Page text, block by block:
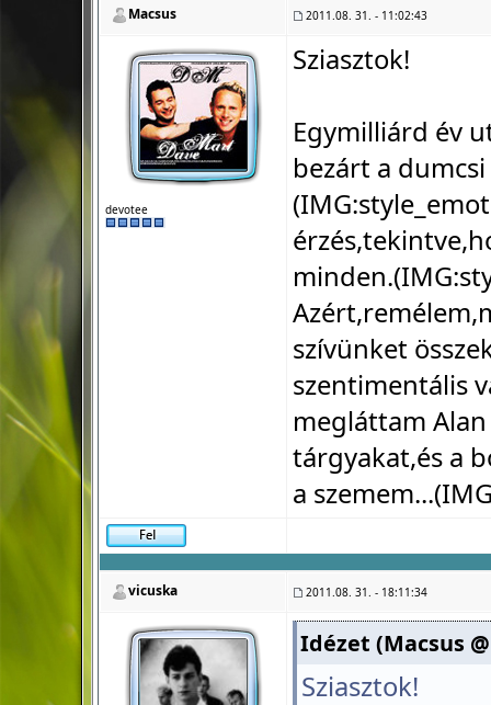
Macsus 2011.08. 31. - 11:02:43
devotee
Sziasztok!
Egymilliárd év
bezárt a dumcsi
(IMG:
minden.(IMG:
szívünket
szentimentális
megláttam
tárgyakat,és a
a
vicuska 2011.08. 31. - 18:11:34
Idézet (Macsus
Sziasztok!